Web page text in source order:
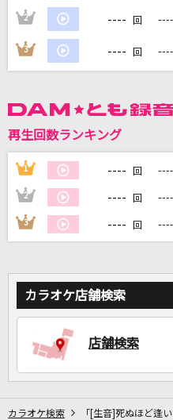
カラオケ最新
2 ---- 回 ----
3 ---- 回 ----
再生回数ランキング
1 ---- 回 ----
2 ---- 回 ----
3 ---- 回 ----
カラオケ店舗検索
店舗検索
カラオケ検索 「[生音]死ぬほど逢